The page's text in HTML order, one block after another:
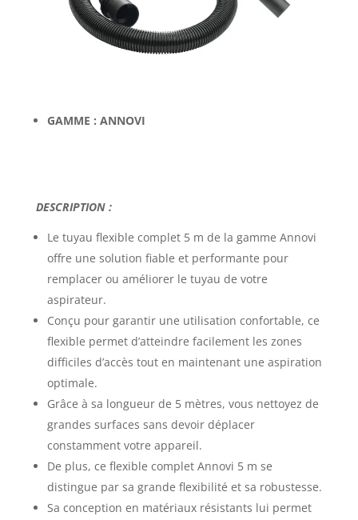
GAMME : ANNOVI
DESCRIPTION :
Le tuyau flexible complet 5 m de la gamme Annovi
offre une solution fiable et performante pour
remplacer ou améliorer le tuyau de votre
aspirateur.
Conçu pour garantir une utilisation confortable, ce
flexible permet d’atteindre facilement les zones
difficiles d’accès tout en maintenant une aspiration
optimale.
Grâce à sa longueur de 5 mètres, vous nettoyez de
grandes surfaces sans devoir déplacer
constamment votre appareil.
De plus, ce flexible complet Annovi 5 m se
distingue par sa grande flexibilité et sa robustesse.
Sa conception en matériaux résistants lui permet